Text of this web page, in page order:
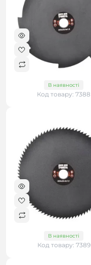
В наявності
Код товару: 7388
В наявності
Код товару: 7389